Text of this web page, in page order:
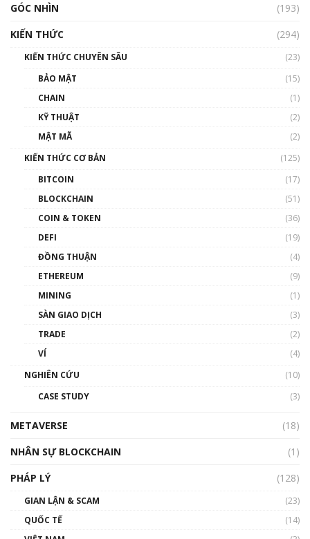
00:43:47
như thể nào?
00:39:31
Phổ cập Blockchain
thống & Crypto qua các cuộc chiến | Phổ cập
01:32:59
gió ấm
GÓC NHÌN
(193)
KIẾN THỨC
(294)
KIẾN THỨC CHUYÊN SÂU
(23)
BẢO MẬT
(15)
CHAIN
(1)
KỸ THUẬT
(2)
MẬT MÃ
(2)
KIẾN THỨC CƠ BẢN
(125)
BITCOIN
(17)
BLOCKCHAIN
(51)
COIN & TOKEN
(36)
DEFI
(19)
ĐỒNG THUẬN
(4)
ETHEREUM
(9)
MINING
(1)
SÀN GIAO DỊCH
(3)
TRADE
(2)
VÍ
(4)
NGHIÊN CỨU
(10)
CASE STUDY
(3)
METAVERSE
(18)
NHÂN SỰ BLOCKCHAIN
(1)
PHÁP LÝ
(128)
GIAN LẬN & SCAM
(23)
QUỐC TẾ
(14)